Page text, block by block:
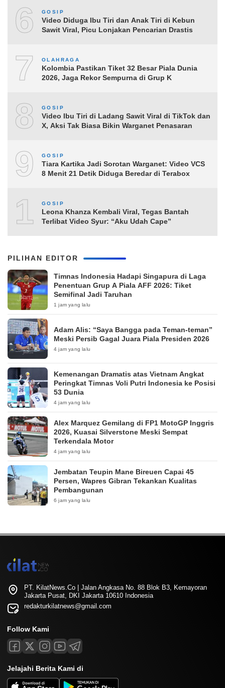
6 GOSIP
Video Diduga Ibu Tiri dan Anak Tiri di Kebun
Sawit Viral, Picu Lonjakan Pencarian Drastis
7 OLAHRAGA
Kolombia Pastikan Tiket 32 Besar Piala Dunia
2026, Jaga Rekor Sempurna di Grup K
8 GOSIP
Video Ibu Tiri di Ladang Sawit Viral di TikTok dan
X, Aksi Tak Biasa Bikin Warganet Penasaran
9 GOSIP
Tiara Kartika Jadi Sorotan Warganet: Video VCS
8 Menit 21 Detik Diduga Beredar di Terabox
10
GOSIP
Leona Khanza Kembali Viral, Tegas Bantah
Terlibat Video Syur: “Aku Udah Cape”
PILIHAN EDITOR
Timnas Indonesia Hadapi Singapura di Laga
Penentuan Grup A Piala AFF 2026: Tiket
Semifinal Jadi Taruhan
1 jam yang lalu
Adam Alis: “Saya Bangga pada Teman-teman”
Meski Persib Gagal Juara Piala Presiden 2026
4 jam yang lalu
Kemenangan Dramatis atas Vietnam Angkat
Peringkat Timnas Voli Putri Indonesia ke Posisi
53 Dunia
4 jam yang lalu
Alex Marquez Gemilang di FP1 MotoGP Inggris
2026, Kuasai Silverstone Meski Sempat
Terkendala Motor
4 jam yang lalu
Jembatan Teupin Mane Bireuen Capai 45
Persen, Wapres Gibran Tekankan Kualitas
Pembangunan
6 jam yang lalu
PT. KilatNews.Co | Jalan Angkasa No. 88 Blok B3, Kemayoran
Jakarta Pusat, DKI Jakarta 10610 Indonesia
redakturkilatnews@gmail.com
Follow Kami
Jelajahi Berita Kami di